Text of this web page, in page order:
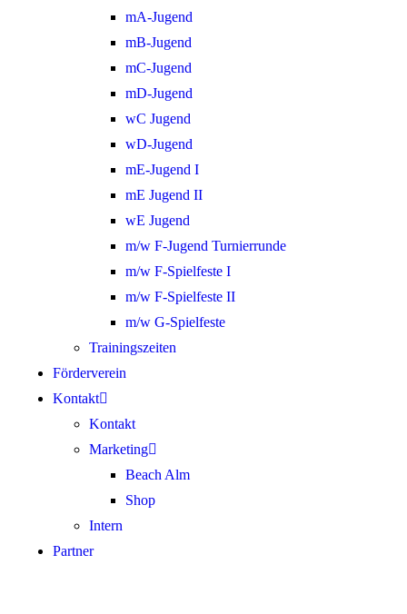
mA-Jugend
mB-Jugend
mC-Jugend
mD-Jugend
wC Jugend
wD-Jugend
mE-Jugend I
mE Jugend II
wE Jugend
m/w F-Jugend Turnierrunde
m/w F-Spielfeste I
m/w F-Spielfeste II
m/w G-Spielfeste
Trainingszeiten
Förderverein
Kontakt
Kontakt
Marketing
Beach Alm
Shop
Intern
Partner